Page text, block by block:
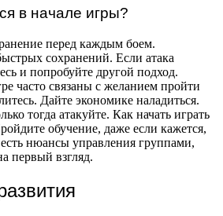
в начале игры?
перед каждым боем.
сохранений. Если атака
и попробуйте другой подход.
часто связаны с желанием пройти
Дайте экономике наладиться.
тогда атакуйте. Как начать играть
обучение, даже если кажется,
нюансы управления группами,
первый взгляд.